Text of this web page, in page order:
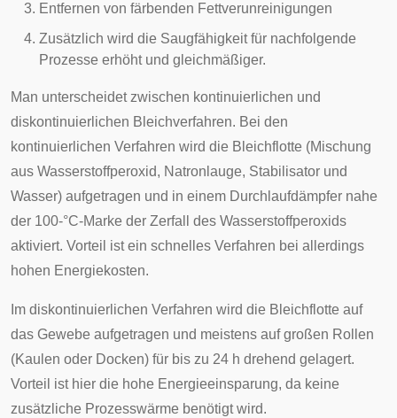
Entfernen von färbenden Fettverunreinigungen
Zusätzlich wird die Saugfähigkeit für nachfolgende
Prozesse erhöht und gleichmäßiger.
Man unterscheidet zwischen kontinuierlichen und
diskontinuierlichen Bleichverfahren. Bei den
kontinuierlichen Verfahren wird die Bleichflotte (Mischung
aus Wasserstoffperoxid, Natronlauge, Stabilisator und
Wasser) aufgetragen und in einem Durchlaufdämpfer nahe
der 100-°C-Marke der Zerfall des Wasserstoffperoxids
aktiviert. Vorteil ist ein schnelles Verfahren bei allerdings
hohen Energiekosten.
Im diskontinuierlichen Verfahren wird die Bleichflotte auf
das Gewebe aufgetragen und meistens auf großen Rollen
(Kaulen oder Docken) für bis zu 24 h drehend gelagert.
Vorteil ist hier die hohe Energieeinsparung, da keine
zusätzliche Prozesswärme benötigt wird.